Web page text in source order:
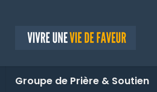
Groupe de Prière & Soutien